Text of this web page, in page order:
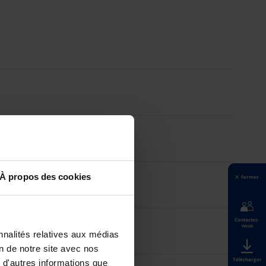
À propos des cookies
relatives aux médias
de notre site avec nos
informations que
Fermer
Contactez-
nous
Télécharger